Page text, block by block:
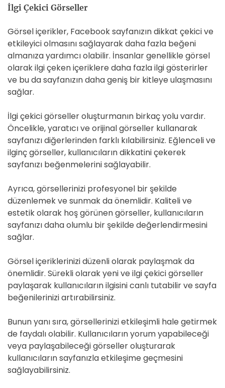
İlgi Çekici Görseller
Görsel içerikler, Facebook sayfanızın dikkat çekici ve
etkileyici olmasını sağlayarak daha fazla beğeni
almanıza yardımcı olabilir. İnsanlar genellikle görsel
olarak ilgi çeken içeriklere daha fazla ilgi gösterirler
ve bu da sayfanızın daha geniş bir kitleye ulaşmasını
sağlar.
İlgi çekici görseller oluşturmanın birkaç yolu vardır.
Öncelikle, yaratıcı ve orijinal görseller kullanarak
sayfanızı diğerlerinden farklı kılabilirsiniz. Eğlenceli ve
ilginç görseller, kullanıcıların dikkatini çekerek
sayfanızı beğenmelerini sağlayabilir.
Ayrıca, görsellerinizi profesyonel bir şekilde
düzenlemek ve sunmak da önemlidir. Kaliteli ve
estetik olarak hoş görünen görseller, kullanıcıların
sayfanızı daha olumlu bir şekilde değerlendirmesini
sağlar.
Görsel içeriklerinizi düzenli olarak paylaşmak da
önemlidir. Sürekli olarak yeni ve ilgi çekici görseller
paylaşarak kullanıcıların ilgisini canlı tutabilir ve sayfa
beğenilerinizi artırabilirsiniz.
Bunun yanı sıra, görsellerinizi etkileşimli hale getirmek
de faydalı olabilir. Kullanıcıların yorum yapabileceği
veya paylaşabileceği görseller oluşturarak
kullanıcıların sayfanızla etkileşime geçmesini
sağlayabilirsiniz.